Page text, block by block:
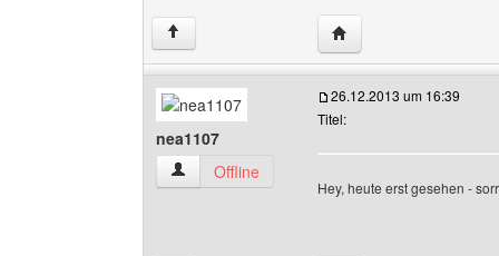
↑ Website dieses
nea1107
nea1107 Benutzer-Profile anzeigen
Offline
26.12.2013 um 16:39
Titel:
Hey, heute erst gesehen -